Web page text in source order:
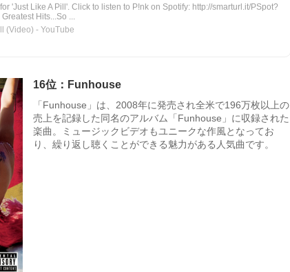
'Just Like A Pill'. Click to listen to P!nk on Spotify: http://smarturl.it/PSpot?
Hits...So ...
(Video) - YouTube
16位：Funhouse
「Funhouse」は、2008年に発売され全米で196万枚以上の
売上を記録した同名のアルバム「Funhouse」に収録された
楽曲。ミュージックビデオもユニークな作風となってお
り、繰り返し聴くことができる魅力がある人気曲です。